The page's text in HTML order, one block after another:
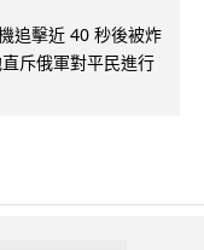
追擊近 40 秒後被炸
斥俄軍對平民進行